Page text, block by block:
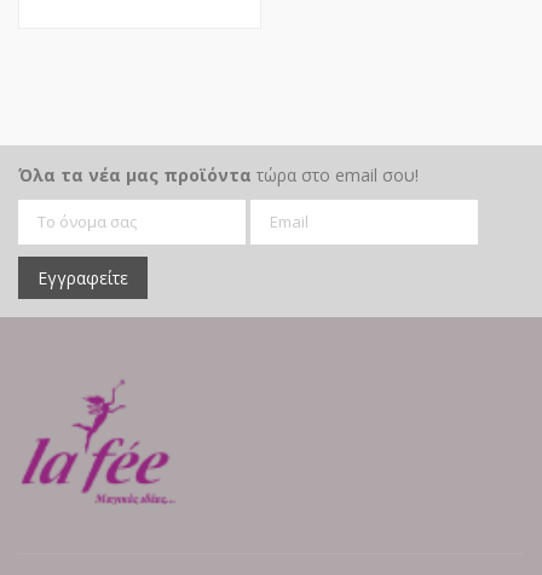
Όλα τα νέα μας προϊόντα τώρα στο email σου!
Εγγραφείτε